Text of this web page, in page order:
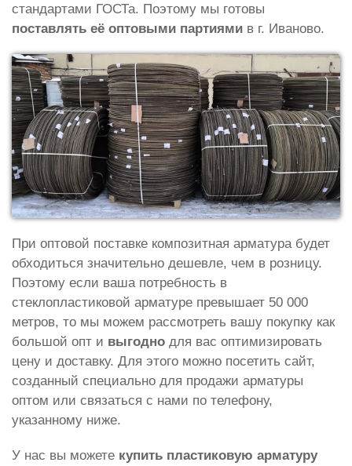
стандартами ГОСТа. Поэтому мы готовы
поставлять её оптовыми партиями в г. Иваново.
При оптовой поставке композитная арматура будет
обходиться значительно дешевле, чем в розницу.
Поэтому если ваша потребность в
стеклопластиковой арматуре превышает 50 000
метров, то мы можем рассмотреть вашу покупку как
большой опт и выгодно для вас оптимизировать
цену и доставку. Для этого можно посетить сайт,
созданный специально для продажи арматуры
оптом или связаться с нами по телефону,
указанному ниже.
У нас вы можете купить пластиковую арматуру